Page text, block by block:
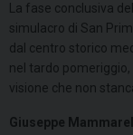
La fase conclusiva
simulacro di San
dal centro storico
nel tardo
visione che non
Giuseppe